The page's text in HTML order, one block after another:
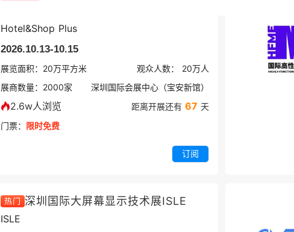
Hotel&Shop Plus
2026.10.13-10.15
展览面积： 20万平方米 观众人数： 20万人
展商数量： 2000家 深圳国际会展中心（宝安新馆）
2.6w人浏览 距离开展还有 67 天
门票： 限时免费
订阅
热门 深圳国际大屏幕显示技术展ISLE
ISLE